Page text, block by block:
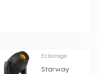
Eclairage
Starway